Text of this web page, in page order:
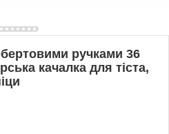
ручками 36
качалка для тіста,